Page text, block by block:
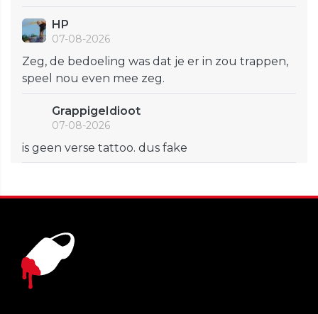
HP
07-08-2026
Zeg, de bedoeling was dat je er in zou trappen,
speel nou even mee zeg.
GrappigeIdioot
07-08-2026
is geen verse tattoo. dus fake